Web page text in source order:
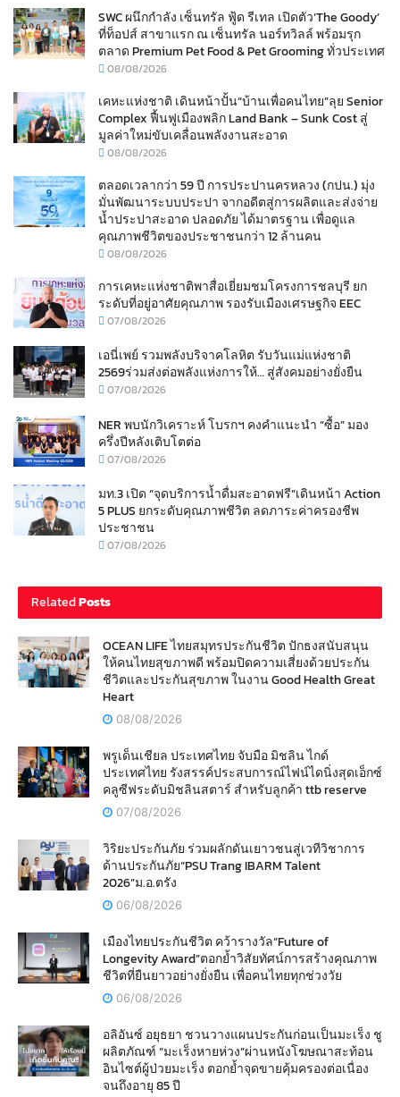
SWC ผนึกกำลัง เซ็นทรัล ฟู้ด รีเทล เปิดตัว‘The Goody’
ที่ท็อปส์ สาขาแรก ณ เซ็นทรัล นอร์ทวิลล์ พร้อมรุก
ตลาด Premium Pet Food & Pet Grooming ทั่วประเทศ
08/08/2026
เคหะแห่งชาติ เดินหน้าปั้น“บ้านเพื่อคนไทย”ลุย Senior
Complex ฟื้นฟูเมืองพลิก Land Bank – Sunk Cost สู่
มูลค่าใหม่ขับเคลื่อนพลังงานสะอาด
08/08/2026
ตลอดเวลากว่า 59 ปี การประปานครหลวง (กปน.) มุ่ง
มั่นพัฒนาระบบประปา จากอดีตสู่การผลิตและส่งจ่าย
น้ำประปาสะอาด ปลอดภัย ได้มาตรฐาน เพื่อดูแล
คุณภาพชีวิตของประชาชนกว่า 12 ล้านคน
08/08/2026
การเคหะแห่งชาติพาสื่อเยี่ยมชมโครงการชลบุรี ยก
ระดับที่อยู่อาศัยคุณภาพ รองรับเมืองเศรษฐกิจ EEC
07/08/2026
เอนี่เพย์ รวมพลังบริจาคโลหิต รับวันแม่แห่งชาติ
2569ร่วมส่งต่อพลังแห่งการให้… สู่สังคมอย่างยั่งยืน
07/08/2026
NER พบนักวิเคราะห์ โบรกฯ คงคำแนะนำ “ซื้อ” มอง
ครึ่งปีหลังเติบโตต่อ
07/08/2026
มท.3 เปิด “จุดบริการน้ำดื่มสะอาดฟรี”เดินหน้า Action
5 PLUS ยกระดับคุณภาพชีวิต ลดภาระค่าครองชีพ
ประชาชน
07/08/2026
RelatedPosts
OCEAN LIFE ไทยสมุทรประกันชีวิต ปักธงสนับสนุน
ให้คนไทยสุขภาพดี พร้อมปิดความเสี่ยงด้วยประกัน
ชีวิตและประกันสุขภาพ ในงาน Good Health Great
Heart
08/08/2026
พรูเด็นเชียล ประเทศไทย จับมือ มิชลิน ไกด์
ประเทศไทย รังสรรค์ประสบการณ์ไฟน์ไดนิ่งสุดเอ็กซ์
คลูซีฟระดับมิชลินสตาร์ สำหรับลูกค้า ttb reserve
07/08/2026
วิริยะประกันภัย ร่วมผลักดันเยาวชนสู่เวทีวิชาการ
ด้านประกันภัย“PSU Trang IBARM Talent
2026”ม.อ.ตรัง
06/08/2026
เมืองไทยประกันชีวิต คว้ารางวัล“Future of
Longevity Award”ตอกย้ำวิสัยทัศน์การสร้างคุณภาพ
ชีวิตที่ยืนยาวอย่างยั่งยืน เพื่อคนไทยทุกช่วงวัย
06/08/2026
อลิอันซ์ อยุธยา ชวนวางแผนประกันก่อนเป็นมะเร็ง ชู
ผลิตภัณฑ์ “มะเร็งหายห่วง”ผ่านหนังโฆษณาสะท้อน
อินไซต์ผู้ป่วยมะเร็ง ตอกย้ำจุดขายคุ้มครองต่อเนื่อง
จนถึงอายุ 85 ปี